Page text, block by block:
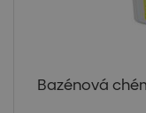
Bazénová